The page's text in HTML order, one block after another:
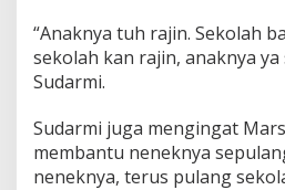
“Anaknya tuh rajin. Sekolah
sekolah kan rajin, anaknya ya
Sudarmi.
Sudarmi juga mengingat
membantu neneknya
neneknya, terus pulang